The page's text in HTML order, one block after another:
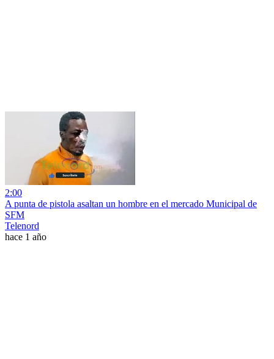
2:00
A punta de pistola asaltan un hombre en el mercado Municipal de
SFM
Telenord
hace 1 año